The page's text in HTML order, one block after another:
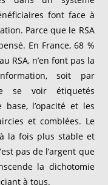
font face à
Parce que le RSA
En France, 68 %
RSA, n’en font pas la
soit par
se voir étiquetés
l’opacité et les
et comblées. Le
la fois plus stable et
pas de l’argent que
la dichotomie
à tous.